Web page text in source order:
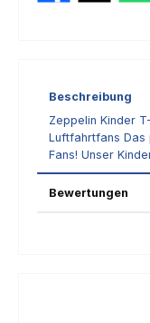
Beschreibung
Zeppelin Kinder
Luftfahrtfans Das
Fans! Unser
Bewertungen